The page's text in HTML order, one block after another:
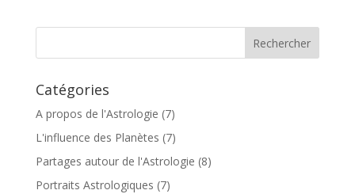
Catégories
A propos de l'Astrologie (7)
L'influence des Planètes (7)
Partages autour de l'Astrologie (8)
Portraits Astrologiques (7)